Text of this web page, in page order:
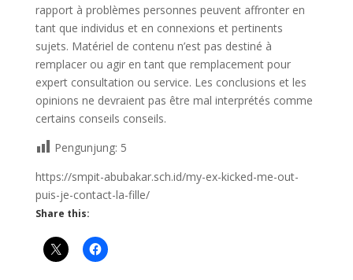
rapport à problèmes personnes peuvent affronter en
tant que individus et en connexions et pertinents
sujets. Matériel de contenu n’est pas destiné à
remplacer ou agir en tant que remplacement pour
expert consultation ou service. Les conclusions et les
opinions ne devraient pas être mal interprétés comme
certains conseils conseils.
Pengunjung: 5
https://smpit-abubakar.sch.id/my-ex-kicked-me-out-
puis-je-contact-la-fille/
Share this: